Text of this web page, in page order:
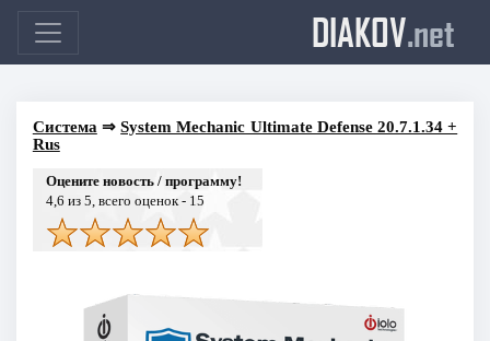
DIAKOV.net
Система ⇒System Mechanic Ultimate Defense 20.7.1.34 +
Rus
Оцените новость / программу!
4,6 из 5, всего оценок - 15